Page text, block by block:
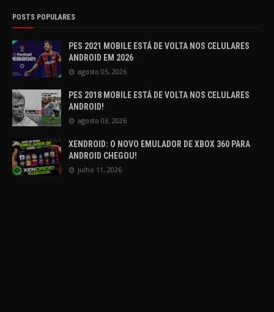
POSTS POPULARES
PES 2021 MOBILE ESTÁ DE VOLTA NOS CELULARES
ANDROID EM 2026
agosto 05, 2026
PES 2018 MOBILE ESTÁ DE VOLTA NOS CELULARES
ANDROID!
agosto 03, 2026
XENDROID: O NOVO EMULADOR DE XBOX 360 PARA
ANDROID CHEGOU!
julho 11, 2026